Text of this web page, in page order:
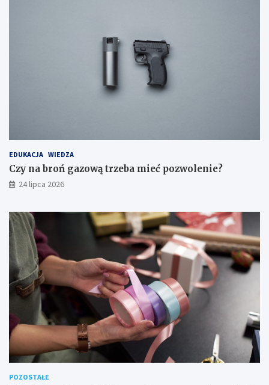
EDUKACJA WIEDZA
Czy na broń gazową trzeba mieć pozwolenie?
24 lipca 2026
POZOSTAŁE